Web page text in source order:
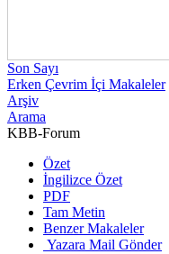
Son Sayı
Erken Çevrim İçi Makaleler
Arşiv
Arama
KBB-Forum
Özet
İngilizce Özet
PDF
Tam Metin
Benzer Makaleler
Yazara Mail Gönder